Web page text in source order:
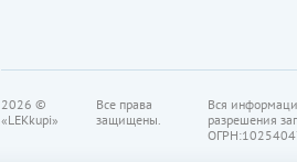
2026 ©
«LEKkupi»
Все права
защищены.
Вся
разрешения